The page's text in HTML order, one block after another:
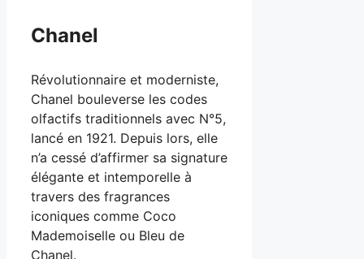
Chanel
Révolutionnaire et moderniste,
Chanel bouleverse les codes
olfactifs traditionnels avec N°5,
lancé en 1921. Depuis lors, elle
n’a cessé d’affirmer sa signature
élégante et intemporelle à
travers des fragrances
iconiques comme Coco
Mademoiselle ou Bleu de
Chanel.